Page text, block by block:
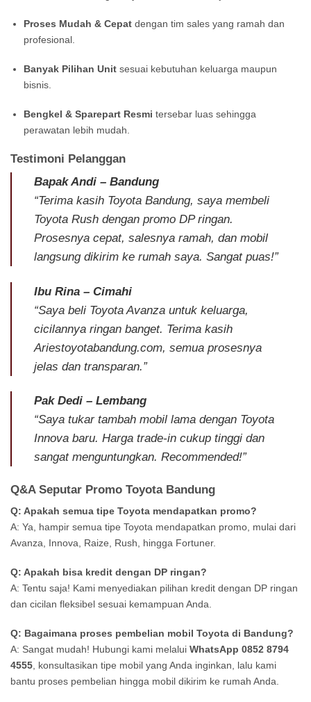
Proses Mudah & Cepatdengan tim sales yang ramah dan
profesional.
Banyak Pilihan Unitsesuai kebutuhan keluarga maupun
bisnis.
Bengkel & Sparepart Resmi tersebar luas sehingga
perawatan lebih mudah.
Testimoni Pelanggan
Bapak Andi – Bandung
“Terima kasih Toyota Bandung, saya membeli
Toyota Rush dengan promo DP ringan.
Prosesnya cepat, salesnya ramah, dan mobil
langsung dikirim ke rumah saya. Sangat puas!”
Ibu Rina – Cimahi
“Saya beli Toyota Avanza untuk keluarga,
cicilannya ringan banget. Terima kasih
Ariestoyotabandung.com, semua prosesnya
jelas dan transparan.”
Pak Dedi – Lembang
“Saya tukar tambah mobil lama dengan Toyota
Innova baru. Harga trade-in cukup tinggi dan
sangat menguntungkan. Recommended!”
Q&A Seputar Promo Toyota Bandung
Q: Apakah semua tipe Toyota mendapatkan promo?
A: Ya, hampir semua tipe Toyota mendapatkan promo, mulai dari
Avanza, Innova, Raize, Rush, hingga Fortuner.
Q: Apakah bisa kredit dengan DP ringan?
A: Tentu saja! Kami menyediakan pilihan kredit dengan DP ringan
dan cicilan fleksibel sesuai kemampuan Anda.
Q: Bagaimana proses pembelian mobil Toyota di Bandung?
A: Sangat mudah! Hubungi kami melalui WhatsApp 0852 8794
4555 , konsultasikan tipe mobil yang Anda inginkan, lalu kami
bantu proses pembelian hingga mobil dikirim ke rumah Anda.